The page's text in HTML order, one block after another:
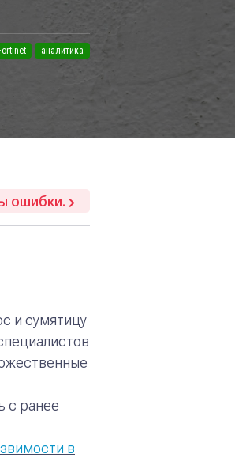
аналитика
ошибки.
и сумятицу
с ранее
в